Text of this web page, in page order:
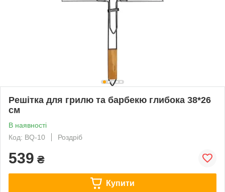
Решітка для грилю та барбекю глибока 38*26
см
В наявності
Код: BQ-10
Роздріб
539 ₴
Купити